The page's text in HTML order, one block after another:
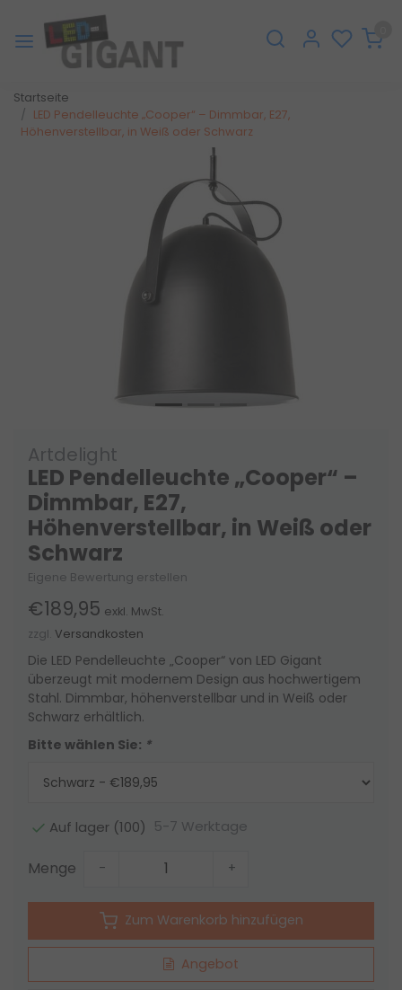
Startseite
LED Pendelleuchte „Cooper“ – Dimmbar, E27,
Höhenverstellbar, in Weiß oder Schwarz
Artdelight
LED Pendelleuchte „Cooper“ –
Dimmbar, E27,
Höhenverstellbar, in Weiß oder
Schwarz
Eigene Bewertung erstellen
€189,95 exkl. MwSt.
zzgl. Versandkosten
Die LED Pendelleuchte „Cooper“ von LED Gigant
überzeugt mit modernem Design aus hochwertigem
Stahl. Dimmbar, höhenverstellbar und in Weiß oder
Schwarz erhältlich.
Bitte wählen Sie: *
Auf lager (100) 5-7 Werktage
Menge - +
Zum Warenkorb hinzufügen
Angebot